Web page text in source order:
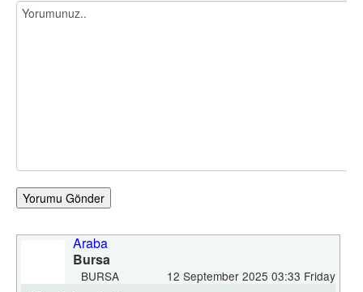
Yorumu Gönder
Araba
Bursa
12 September 2025 03:33 Friday
BURSA